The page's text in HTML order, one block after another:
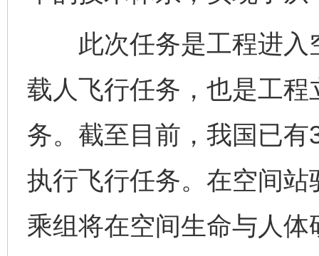
此次任务是工程进入
载人飞行任务，也是工
务。截至目前，我国已
执行飞行任务。在空间
乘组将在空间生命与人